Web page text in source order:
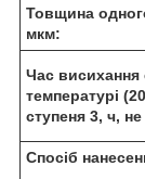
Товщина
мкм:
Час висихання
температурі
ступеня 3, ч,
Спосіб